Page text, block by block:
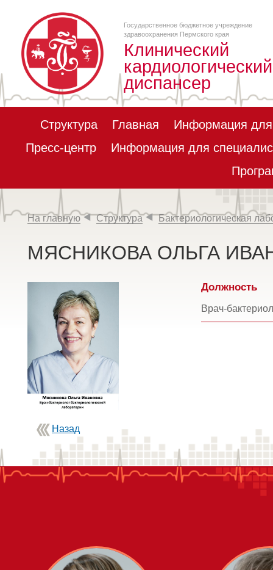
Государственное бюджетное учреждение
здравоохранения Пермского края
Клинический
кардиологический
диспансер
Структура Главная
Информация для
Пресс-центр
Информация для
На главную Структура Бактериологическая
МЯСНИКОВА ОЛЬГА
Должность
Врач-
Назад